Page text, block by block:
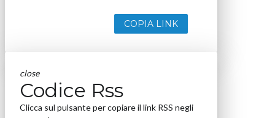
COPIA LINK
close
Codice Rss
Clicca sul pulsante per copiare il link RSS negli